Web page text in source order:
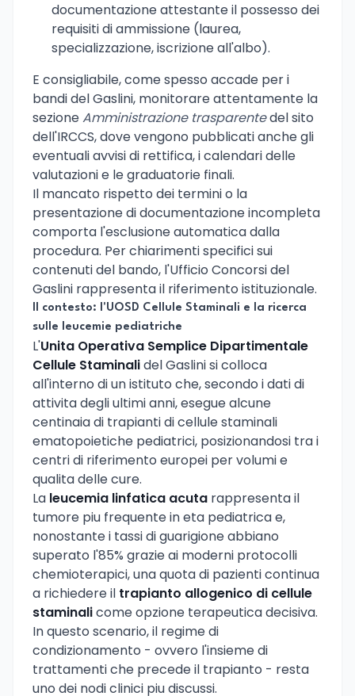
documentazione attestante il possesso dei
requisiti di ammissione (laurea,
specializzazione, iscrizione all'albo).
E consigliabile, come spesso accade per i
bandi del Gaslini, monitorare attentamente la
sezioneAmministrazione trasparentedel sito
dell'IRCCS, dove vengono pubblicati anche gli
eventuali avvisi di rettifica, i calendari delle
valutazioni e le graduatorie finali.
Il mancato rispetto dei termini o la
presentazione di documentazione incompleta
comporta l'esclusione automatica dalla
procedura. Per chiarimenti specifici sui
contenuti del bando, l'Ufficio Concorsi del
Gaslini rappresenta il riferimento istituzionale.
Il contesto: l'UOSD Cellule Staminali e la ricerca
sulle leucemie pediatriche
L'Unita Operativa Semplice Dipartimentale
Cellule Staminalidel Gaslini si colloca
all'interno di un istituto che, secondo i dati di
attivita degli ultimi anni, esegue alcune
centinaia di trapianti di cellule staminali
ematopoietiche pediatrici, posizionandosi tra i
centri di riferimento europei per volumi e
qualita delle cure.
La leucemia linfatica acuta rappresenta il
tumore piu frequente in eta pediatrica e,
nonostante i tassi di guarigione abbiano
superato l'85% grazie ai moderni protocolli
chemioterapici, una quota di pazienti continua
a richiedere il trapianto allogenico di cellule
staminalicome opzione terapeutica decisiva.
In questo scenario, il regime di
condizionamento - ovvero l'insieme di
trattamenti che precede il trapianto - resta
uno dei nodi clinici piu discussi.